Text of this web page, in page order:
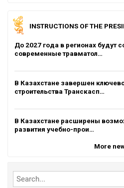
INSTRUCTIONS OF THE
До 2027 года в регионах будут
современные травматол…
В Казахстане завершен
строительства Транскасп…
В Казахстане расширены
развития учебно-прои…
More